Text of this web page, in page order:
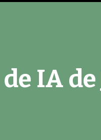
IA